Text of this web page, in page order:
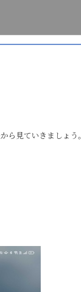
ら見ていきましょう。